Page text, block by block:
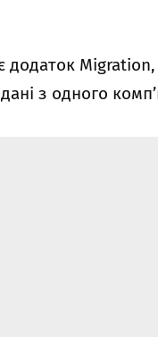
додаток
з одного